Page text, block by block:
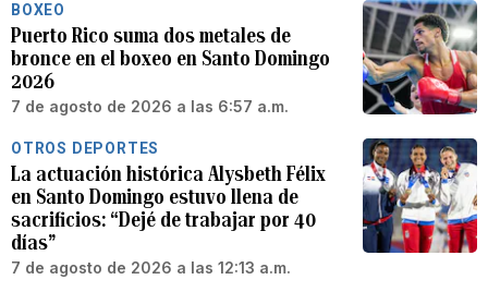
BOXEO
Puerto Rico suma dos metales de
bronce en el boxeo en Santo Domingo
2026
7 de agosto de 2026 a las 6:57 a.m.
OTROS DEPORTES
La actuación histórica Alysbeth Félix
en Santo Domingo estuvo llena de
sacrificios: “Dejé de trabajar por 40
días”
7 de agosto de 2026 a las 12:13 a.m.